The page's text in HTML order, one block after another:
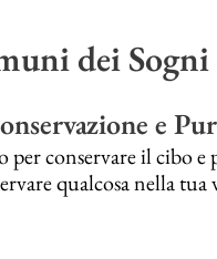
dei Sogni
e
conservare il cibo
qualcosa nella